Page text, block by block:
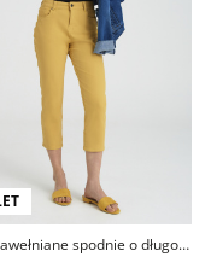
Żółte, bawełniane spodnie o długości 7/8